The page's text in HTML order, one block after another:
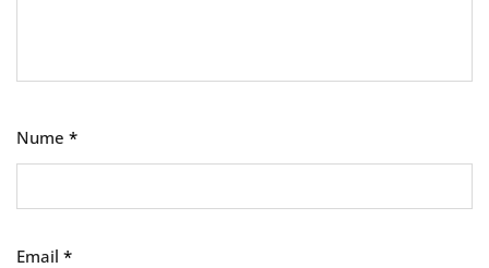
Nume *
Email *